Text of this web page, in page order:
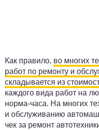
Как правило, во многих
работ по ремонту и
складывается из
каждого вида работ на
норма-часа. На многих
и обслуживанию
чек за ремонт